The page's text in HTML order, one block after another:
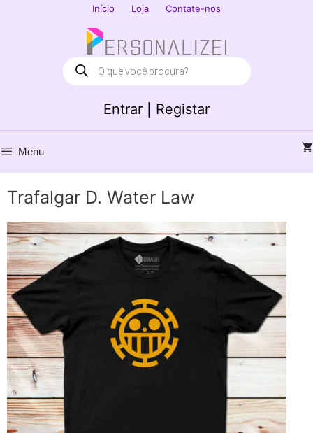
Início Loja Contate-nos
Entrar | Registar
Products
search
Menu
Trafalgar D. Water Law